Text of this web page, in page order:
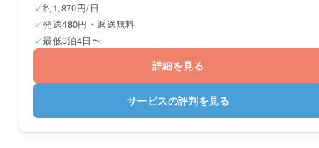
約1,870円/日
発送480円・返送無料
最低3泊4日〜
詳細を見る
サービスの評判を見る